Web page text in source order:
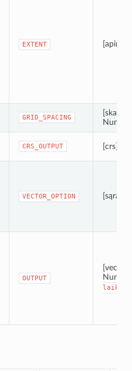
EXTENT
GRID_SPACING
CRS_OUTPUT [crs]
VECTOR_OPTION
OUTPUT
laikiną